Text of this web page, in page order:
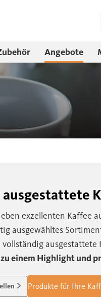
Angebote
exzellenten Kaffee
ausgewähltes
vollständig
einem Highlight und
Produkte für Ihre